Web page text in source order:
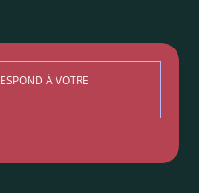
À VOTRE